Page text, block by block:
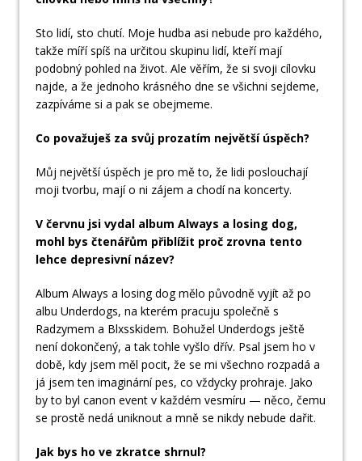
Sto lidí, sto chutí. Moje hudba asi nebude pro každého,
takže míří spíš na určitou skupinu lidí, kteří mají
podobný pohled na život. Ale věřím, že si svoji cílovku
najde, a že jednoho krásného dne se všichni sejdeme,
zazpíváme si a pak se obejmeme.
Co považuješ za svůj prozatím největší úspěch?
Můj největší úspěch je pro mě to, že lidi poslouchají
moji tvorbu, mají o ni zájem a chodí na koncerty.
V červnu jsi vydal album Always a losing dog,
mohl bys čtenářům přiblížit proč zrovna tento
lehce depresivní název?
Album Always a losing dog mělo původně vyjít až po
albu Underdogs, na kterém pracuju společně s
Radzymem a Blxsskidem. Bohužel Underdogs ještě
není dokončený, a tak tohle vyšlo dřív. Psal jsem ho v
době, kdy jsem měl pocit, že se mi všechno rozpadá a
já jsem ten imaginární pes, co vždycky prohraje. Jako
by to byl canon event v každém vesmíru — něco, čemu
se prostě nedá uniknout a mně se nikdy nebude dařit.
Jak bys ho ve zkratce shrnul?